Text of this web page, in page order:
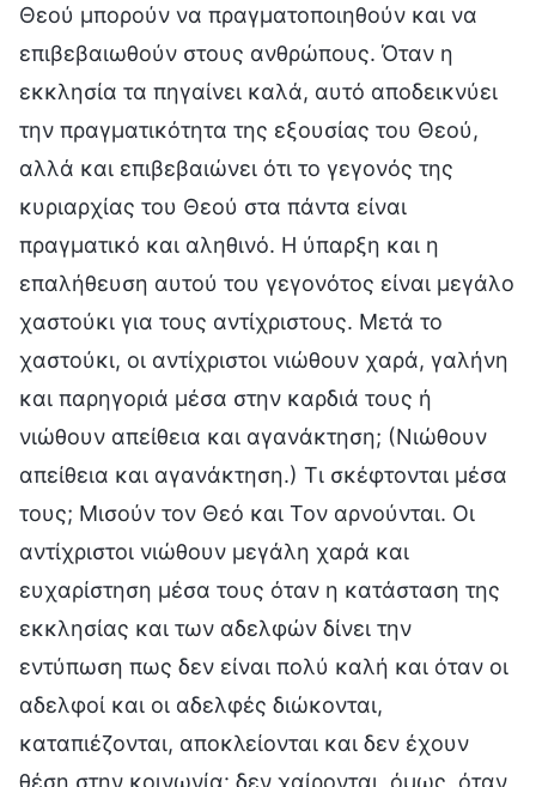
Θεού μπορούν να πραγματοποιηθούν και να
επιβεβαιωθούν στους ανθρώπους. Όταν η
εκκλησία τα πηγαίνει καλά, αυτό αποδεικνύει
την πραγματικότητα της εξουσίας του Θεού,
αλλά και επιβεβαιώνει ότι το γεγονός της
κυριαρχίας του Θεού στα πάντα είναι
πραγματικό και αληθινό. Η ύπαρξη και η
επαλήθευση αυτού του γεγονότος είναι μεγάλο
χαστούκι για τους αντίχριστους. Μετά το
χαστούκι, οι αντίχριστοι νιώθουν χαρά, γαλήνη
και παρηγοριά μέσα στην καρδιά τους ή
νιώθουν απείθεια και αγανάκτηση; (Νιώθουν
απείθεια και αγανάκτηση.) Τι σκέφτονται μέσα
τους; Μισούν τον Θεό και Τον αρνούνται. Οι
αντίχριστοι νιώθουν μεγάλη χαρά και
ευχαρίστηση μέσα τους όταν η κατάσταση της
εκκλησίας και των αδελφών δίνει την
εντύπωση πως δεν είναι πολύ καλή και όταν οι
αδελφοί και οι αδελφές διώκονται,
καταπιέζονται, αποκλείονται και δεν έχουν
θέση στην κοινωνία· δεν χαίρονται, όμως, όταν